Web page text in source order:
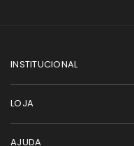
INSTITUCIONAL
LOJA
AJUDA